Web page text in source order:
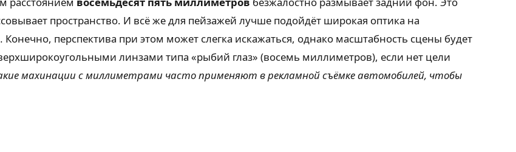
пространство. И всё же для пейзажей лучше подойдёт широкая оптика на
. Конечно, перспектива при этом может слегка искажаться, однако масштабность сцены будет
линзами типа «рыбий глаз» (восемь миллиметров), если нет цели
махинации с миллиметрами часто применяют в рекламной съёмке автомобилей, чтобы